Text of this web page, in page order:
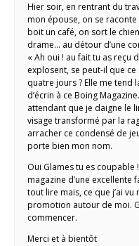
Hier soir, en rentrant du
mon épouse, on se
boit un café, on sort le
drame… au détour d’une
« Ah oui ! au fait tu as reçu
explosent, se peut-il que
quatre jours ? Elle me tend
d’écrin à ce Boing
attendant que je daigne le
visage transformé par la
arracher ce condensé de
porte bien mon nom.
Oui Glames tu es
magazine d’une excellente
tout lire mais, ce que j’ai vu
promotion autour de moi.
commencer.
Merci et à bientôt